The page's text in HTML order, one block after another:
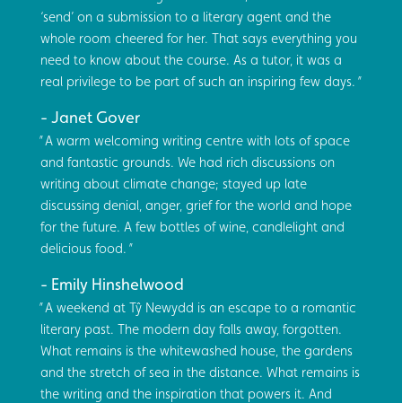
‘send’ on a submission to a literary agent and the
whole room cheered for her. That says everything you
need to know about the course. As a tutor, it was a
real privilege to be part of such an inspiring few days.
Janet Gover
A warm welcoming writing centre with lots of space
and fantastic grounds. We had rich discussions on
writing about climate change; stayed up late
discussing denial, anger, grief for the world and hope
for the future. A few bottles of wine, candlelight and
delicious food.
Emily Hinshelwood
A weekend at Tŷ Newydd is an escape to a romantic
literary past. The modern day falls away, forgotten.
What remains is the whitewashed house, the gardens
and the stretch of sea in the distance. What remains is
the writing and the inspiration that powers it. And